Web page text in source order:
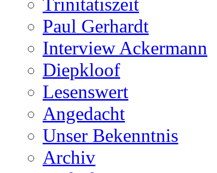
Paul Gerhardt
Interview Ackermann
Diepkloof
Lesenswert
Angedacht
Unser Bekenntnis
Archiv